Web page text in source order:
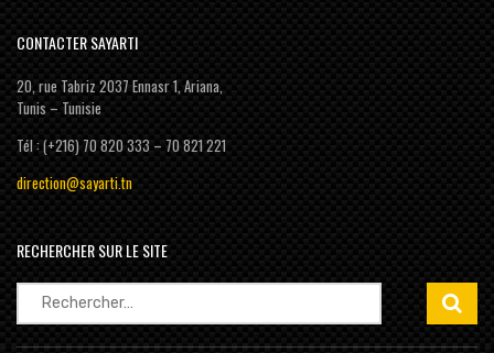
CONTACTER SAYARTI
20, rue Tabriz 2037 Ennasr 1, Ariana,
Tunis – Tunisie
Tél : (+216) 70 820 333 – 70 821 221
direction@sayarti.tn
RECHERCHER SUR LE SITE
Rechercher :